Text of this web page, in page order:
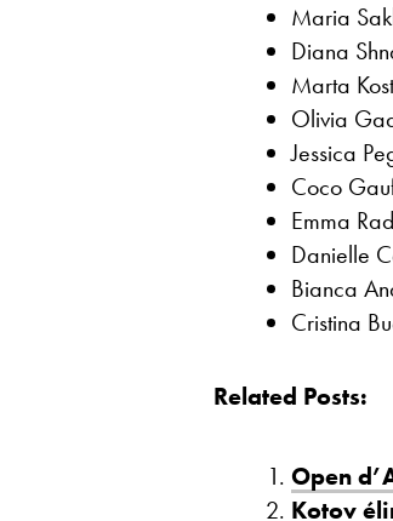
Maria
Diana
Marta
Olivia
Jessica
Coco
Emma
Danielle
Bianca
Cristina
Related Posts:
Open
Kotov